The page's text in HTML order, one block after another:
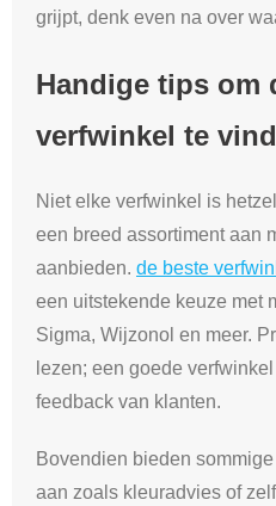
grijpt, denk even na over
Handige tips om
verfwinkel te
Niet elke verfwinkel is
een breed assortiment aan
aanbieden. de beste
een uitstekende keuze met
Sigma, Wijzonol en meer.
lezen; een goede
feedback van klanten.
Bovendien bieden
aan zoals kleuradvies of